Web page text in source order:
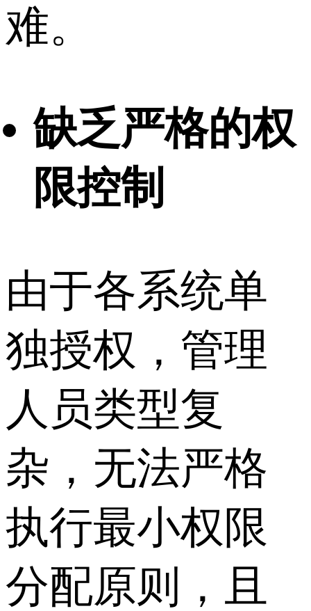
难。
缺乏严格的权
限控制
由于各系统单
独授权，管理
人员类型复
杂，无法严格
执行最小权限
分配原则，且